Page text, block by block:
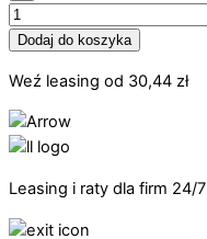
Dodaj do koszyka
Weź leasing od 30,44 zł
Leasing i raty dla firm 24/7